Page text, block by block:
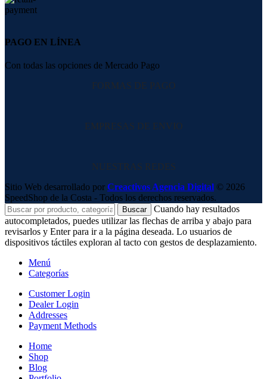
PAGO EN LÍNEA
Con todas las opciones de Mercado Pago
FORMAS DE PAGO
EMPRESAS DE ENVIO
NUESTRAS REDES
Sitio Web desarrollado por Creactivos Agencia Digital © 2026
SpeedShop de la Costa - Todos los derechos reservados.
Buscar
Cuando hay resultados
autocompletados, puedes utilizar las flechas de arriba y abajo para
revisarlos y Enter para ir a la página deseada. Lo usuarios de
dispositivos táctiles exploran al tacto con gestos de desplazamiento.
Menú
Categorías
Customer Login
Dealer Login
Addresses
Payment Methods
Home
Shop
Blog